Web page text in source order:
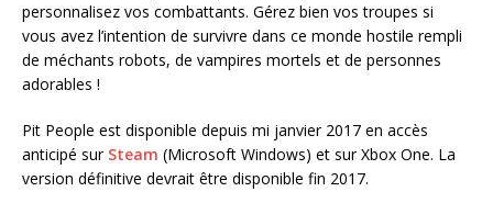
personnalisez vos combattants. Gérez bien vos troupes si
vous avez l’intention de survivre dans ce monde hostile rempli
de méchants robots, de vampires mortels et de personnes
adorables !
Pit People est disponible depuis mi janvier 2017 en accès
anticipé sur Steam (Microsoft Windows) et sur Xbox One. La
version définitive devrait être disponible fin 2017.